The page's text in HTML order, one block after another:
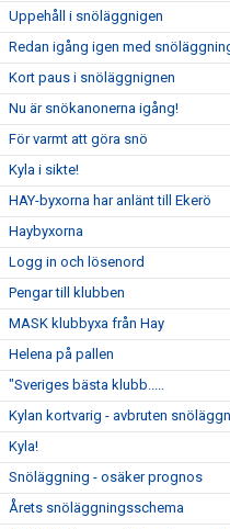
Uppehåll i snöläggnigen
Redan igång igen med
Kort paus i snöläggnignen
Nu är snökanonerna igång!
För varmt att göra snö
Kyla i sikte!
HAY-byxorna har anlänt till Ekerö
Haybyxorna
Logg in och lösenord
Pengar till klubben
MASK klubbyxa från Hay
Helena på pallen
"Sveriges bästa klubb.....
Kylan kortvarig - avbruten
Kyla!
Snöläggning - osäker prognos
Årets snöläggningsschema